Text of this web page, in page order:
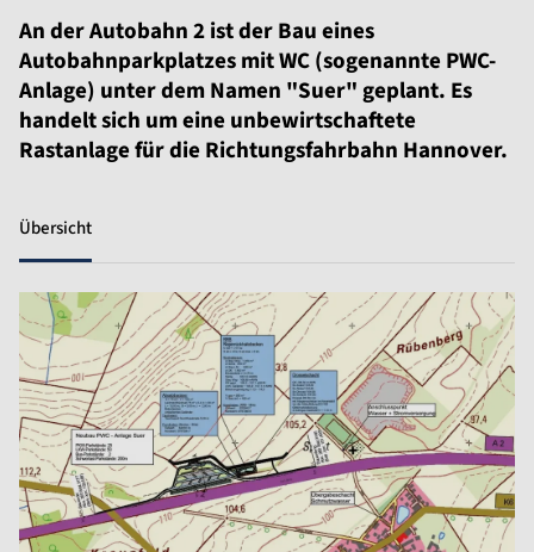
An der Autobahn 2 ist der Bau eines
Autobahnparkplatzes mit WC (sogenannte PWC-
Anlage) unter dem Namen "Suer" geplant. Es
handelt sich um eine unbewirtschaftete
Rastanlage für die Richtungsfahrbahn Hannover.
Übersicht